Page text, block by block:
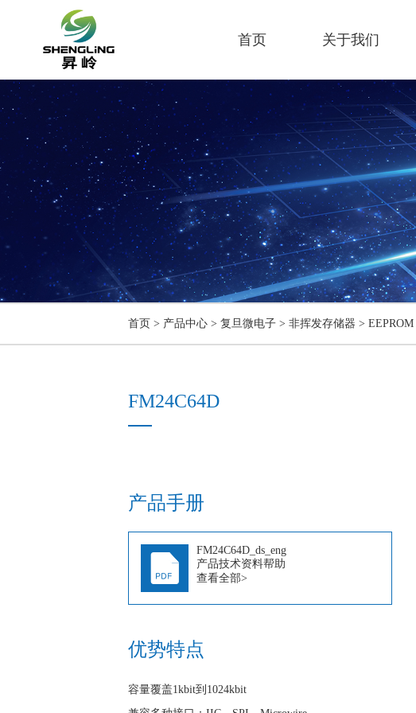
首页 关于我们
首页 > 产品中心 >复旦微电子 >非挥发存储器 >EEPROM
FM24C64D
产品手册
FM24C64D_ds_eng
产品技术资料帮助
查看全部>
优势特点
容量覆盖1kbit到1024kbit